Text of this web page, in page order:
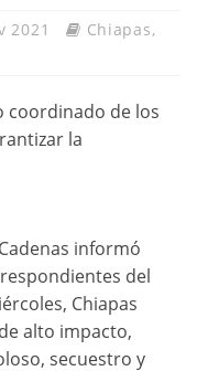
2021 Chiapas,
coordinado de los
la
informó
del
Chiapas
alto impacto,
secuestro y